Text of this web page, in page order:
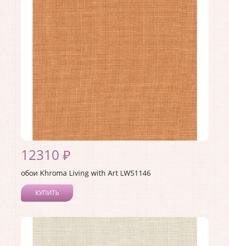
Материал покрытия:Акриловое
Страна:США
Материал основы:Бумага
Раппорт:<>
12310 ₽
обои Khroma Living with Art LW51146
КУПИТЬ
Коллекция:Living with Art
Длина рулона:8.23
Ширина рулона:
0.68